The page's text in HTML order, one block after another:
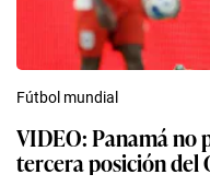
Fútbol mundial
VIDEO: Panamá no
tercera posición del